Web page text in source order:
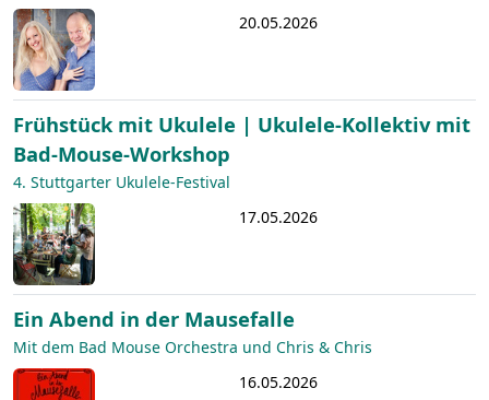
20.05.2026
Frühstück mit Ukulele | Ukulele-Kollektiv mit
Bad-Mouse-Workshop
4. Stuttgarter Ukulele-Festival
17.05.2026
Ein Abend in der Mausefalle
Mit dem Bad Mouse Orchestra und Chris & Chris
16.05.2026